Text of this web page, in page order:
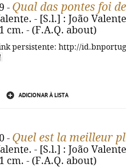
- Qual das pontes foi
- [S.l.] : João
cm. - (F.A.Q. about)
persistente: http://
ADICIONAR À LISTA
- Quel est la meilleur
- [S.l.] : João
cm. - (F.A.Q. about)